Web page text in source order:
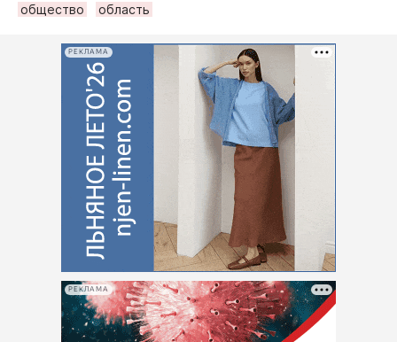
общество область
РЕКЛАМА
РЕКЛАМА